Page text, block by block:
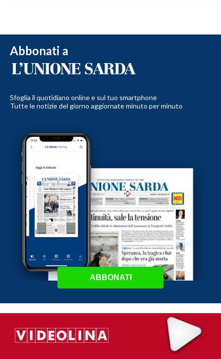
Abbonati a
Sfoglia il quotidiano online e sul tuo smartphone
Tutte le notizie del giorno aggiornate minuto per minuto
ABBONATI